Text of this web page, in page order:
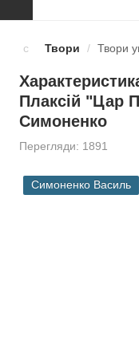
Твори українською
Твори англійською
Твори німецькою
БІОГРАФІЇ
Твори / Твори
Плаксій "Цар
Симоненко
Перегляди: 1891
Симоненко Василь